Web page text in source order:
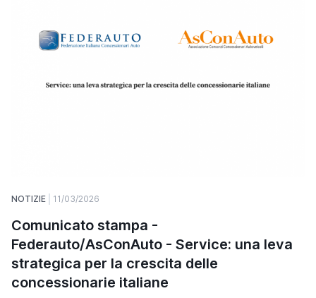
NOTIZIE 11/03/2026
Comunicato stampa -
Federauto/AsConAuto - Service: una leva
strategica per la crescita delle
concessionarie italiane